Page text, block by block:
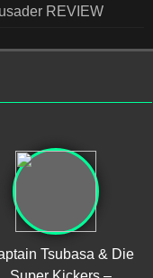
REVIEW
Tsubasa & Die